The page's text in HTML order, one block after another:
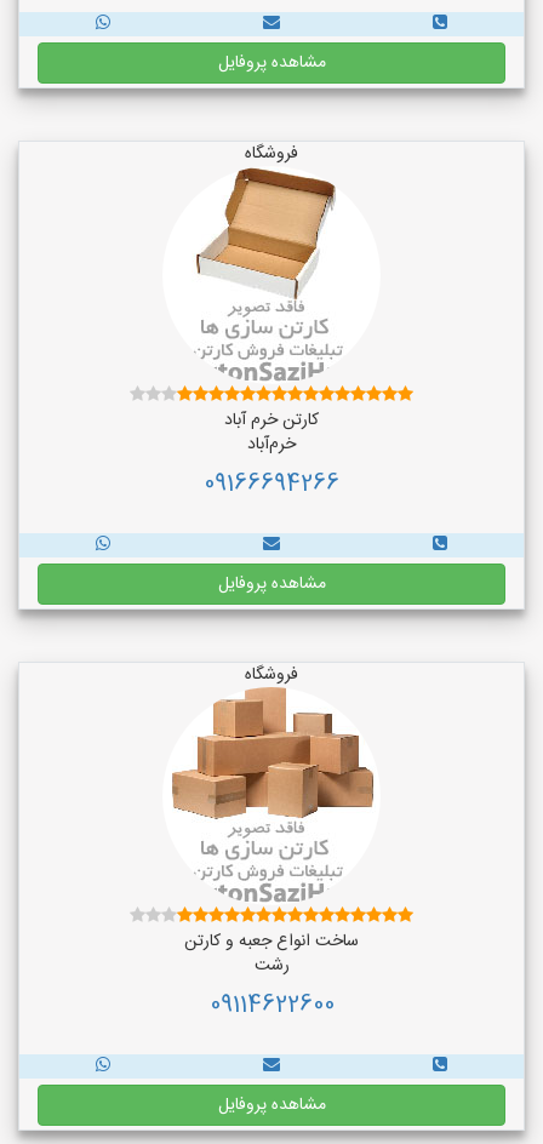
مشاهده پروفایل
فروشگاه
کارتن خرم آباد
خرم‌آباد
09166694266
مشاهده پروفایل
فروشگاه
ساخت انواع جعبه و کارتن
رشت
09114622600
مشاهده پروفایل